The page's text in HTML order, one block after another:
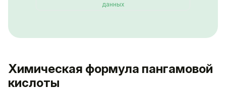
данных
Химическая формула пангамовой
кислоты